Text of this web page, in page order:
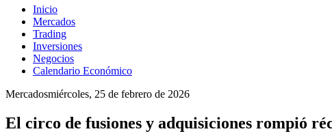
Inicio
Mercados
Trading
Inversiones
Negocios
Calendario Económico
Mercadosmiércoles, 25 de febrero de 2026
El circo de fusiones y adquisiciones rompió